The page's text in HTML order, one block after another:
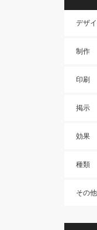
デザ
制作
印刷
掲示
効果
種類
その他